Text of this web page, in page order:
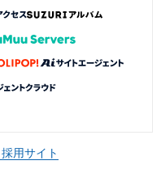
採用サイト